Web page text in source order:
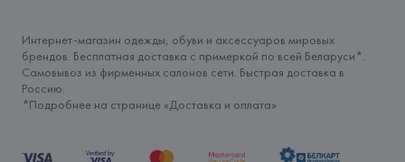
Интернет-магазин одежды, обуви и аксессуаров мировых
брендов. Бесплатная доставка с примеркой по всей Беларуси*.
Самовывоз из фирменных салонов сети. Быстрая доставка в
Россию.
*Подробнее на странице «Доставка и оплата»